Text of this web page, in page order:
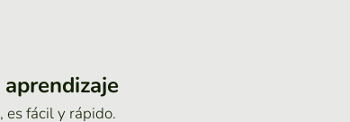
, es fácil y rápido.